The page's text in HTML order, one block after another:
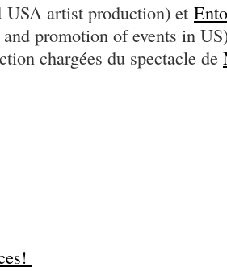
USA artist production) et
promotion of events in
chargées du spectacle de